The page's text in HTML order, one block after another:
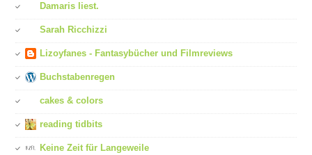
Damaris liest.
Sarah Ricchizzi
Lizoyfanes - Fantasybücher und Filmreviews
Buchstabenregen
cakes & colors
reading tidbits
Keine Zeit für Langeweile